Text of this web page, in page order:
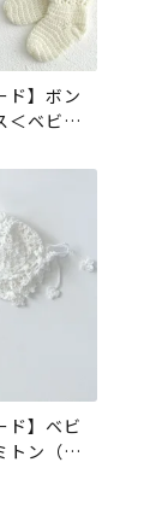
ド】ボン
＜ベビー
）
ド】ベビ
トン（レ